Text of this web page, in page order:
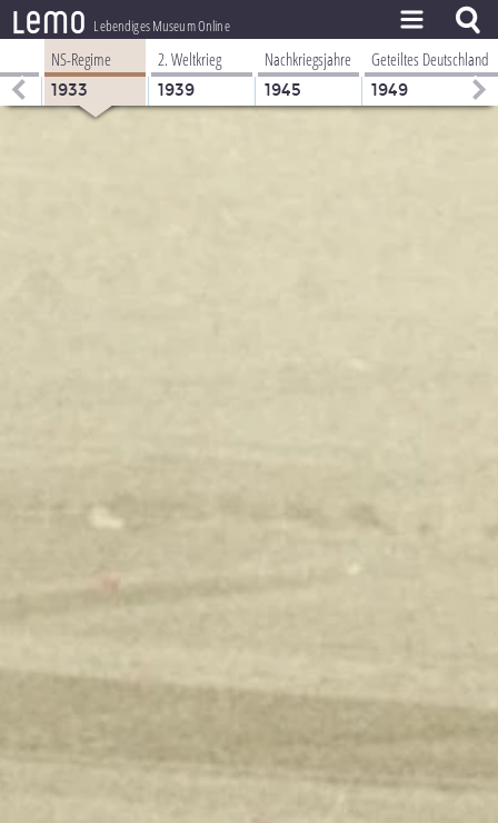
lemo Lebendiges Museum Online
ZEITSTRAHL
THEMEN
NS-Regime
1933
2. Weltkrieg
1939
Nachkriegsjahre
1945
Geteiltes Deutschland
1949